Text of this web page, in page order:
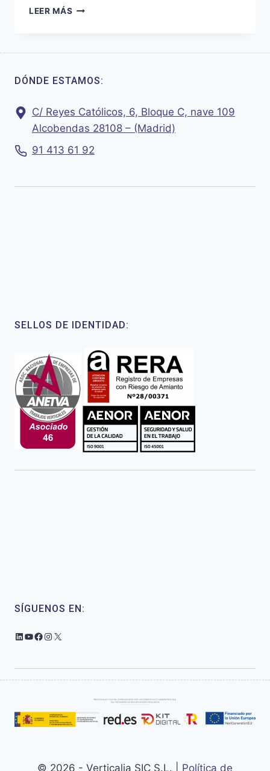
LEER MÁS COTTOLENGO
DÓNDE ESTAMOS:
C/ Reyes Católicos, 6, Bloque C, nave 109
Alcobendas 28108 – (Madrid)
91 413 61 92
SELLOS DE IDENTIDAD:
SÍGUENOS EN:
LinkedIn
YouTube
Facebook
Instagram
X
© 2026 - Verticalia SIC S.L. | Política de